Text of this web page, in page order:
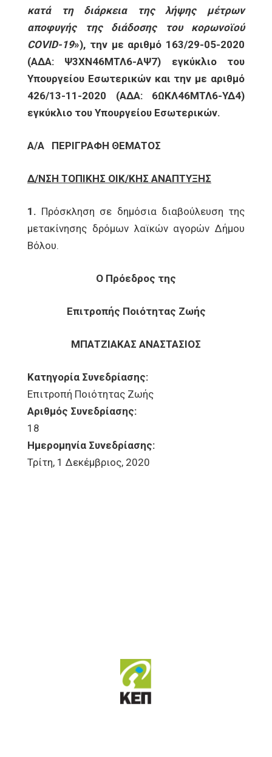
κατά τη διάρκεια της λήψης μέτρων
αποφυγής της διάδοσης του κορωνοϊού
COVID-19»), την με αριθμό 163/29-05-2020
(ΑΔΑ: Ψ3ΧΝ46ΜΤΛ6-ΑΨ7) εγκύκλιο του
Υπουργείου Εσωτερικών και την με αριθμό
426/13-11-2020 (ΑΔΑ: 6ΩΚΛ46ΜΤΛ6-ΥΔ4)
εγκύκλιο του Υπουργείου Εσωτερικών.
Α/Α ΠΕΡΙΓΡΑΦΗ ΘΕΜΑΤΟΣ
Δ/ΝΣΗ ΤΟΠΙΚΗΣ ΟΙΚ/ΚΗΣ ΑΝΑΠΤΥΞΗΣ
1. Πρόσκληση σε δημόσια διαβούλευση της
μετακίνησης δρόμων λαϊκών αγορών Δήμου
Βόλου.
Ο Πρόεδρος της
Επιτροπής Ποιότητας Ζωής
ΜΠΑΤΖΙΑΚΑΣ ΑΝΑΣΤΑΣΙΟΣ
Κατηγορία Συνεδρίασης:
Επιτροπή Ποιότητας Ζωής
Αριθμός Συνεδρίασης:
18
Ημερομηνία Συνεδρίασης:
Τρίτη, 1 Δεκέμβριος, 2020